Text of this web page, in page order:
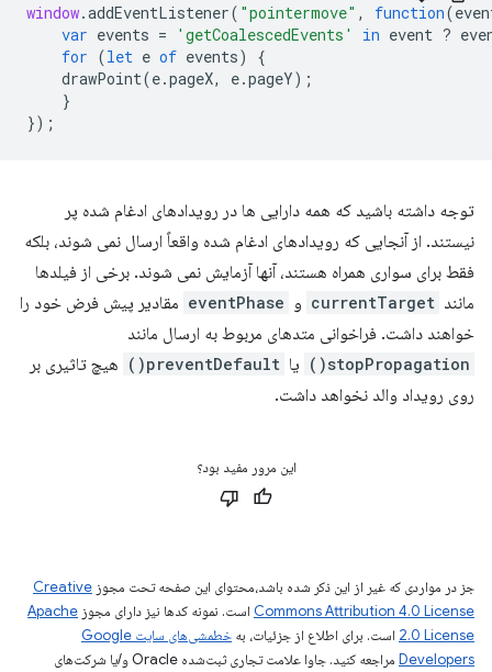
window.addEventListener( "pointermove" , function(
var events = 'getCoalescedEvents' in event ?
for (let e of events)
{
drawPoint(e.pageX, e.pageY);
}
});
توجه داشته باشید که همه دارایی ها در رویدادهای ادغام شده پر
نیستند. از آنجایی که رویدادهای ادغام شده واقعاً ارسال نمی شوند، بلکه
فقط برای سواری همراه هستند، آنها آزمایش نمی شوند. برخی از فیلدها
مانند currentTarget و eventPhase مقادیر پیش فرض خود را
خواهند داشت. فراخوانی متدهای مربوط به ارسال مانند
stopPropagation() یا preventDefault()
هیچ تاثیری بر
روی رویداد والد نخواهد داشت.
این مرور مفید بود؟
جز در مواردی که غیر از این ذکر شده باشد،‌محتوای این صفحه تحت مجوز Creative
Commons Attribution 4.0 License است. نمونه کدها نیز دارای مجوز Apache
2.0 License است. برای اطلاع از جزئیات، به
خطمشی‌های سایت Google
Developers‏
مراجعه کنید. جاوا علامت تجاری ثبت‌شده Oracle و/یا شرکت‌های